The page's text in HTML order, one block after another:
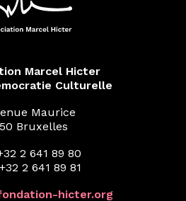
Marcel Hicter
Culturelle
Maurice
Bruxelles
2 641 89 80
2 641 89 81
hicter.org